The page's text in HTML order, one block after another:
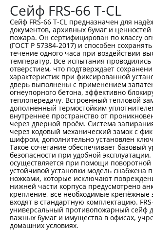
Сейф FRS-66 T-CL
Сейф FRS-66 T-CL предназначен для
документов, архивных бумаг и ценностей
пожара. Он сертифицирован по классу
(ГОСТ Р 57384-2017) и способен
течение одного часа при воздействии
температур. Все испытания
отверстием, что подтверждает
характеристик при фиксированной
дверь выполнены с применением
огнеупорного бетона, эффективно
теплопередачу. Встроенный тепловой
дополненный термостойким
внутреннее пространство от
через дверной проём. Система
через кодовый механический замок с
шифром, дополнительно установлен
Такое сочетание обеспечивает базовый
безопасности при удобной
осуществляется при помощи поворотной
устойчивой установки модель снабжена
ножками, которые исключают
нижней части корпуса предусмотрено
крепление, все необходимые крепёжные
входят в стандартную комплектацию.
универсальный противопожарный сейф
важных бумаг и имущества в офисах,
домашних условиях.